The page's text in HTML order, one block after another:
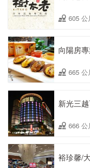
605 公
向陽房
665 公
新光三
666 公
裕珍馨/